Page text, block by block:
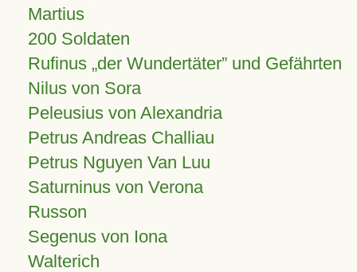
Martius
200 Soldaten
Rufinus „der Wundertäter” und Gefährten
Nilus von Sora
Peleusius von Alexandria
Petrus Andreas Challiau
Petrus Nguyen Van Luu
Saturninus von Verona
Russon
Segenus von Iona
Walterich